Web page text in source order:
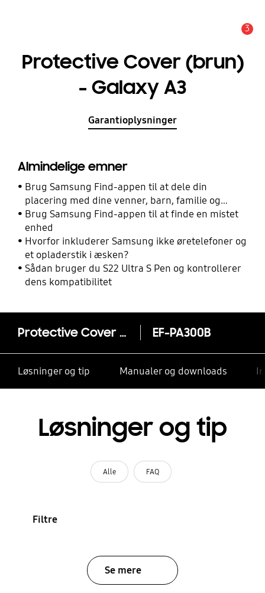
3
Protective Cover (brun)
- Galaxy A3
Garantioplysninger
Almindelige emner
Brug Samsung Find-appen til at dele din
placering med dine venner, barn, familie og
andre kontakter
Brug Samsung Find-appen til at finde en mistet
enhed
Hvorfor inkluderer Samsung ikke øretelefoner og
et opladerstik i æsken?
Sådan bruger du S22 Ultra S Pen og kontrollerer
dens kompatibilitet
Protective Cover (brun) - Galaxy A3 EF-PA300B
Løsninger og tip Manualer og downloads
Løsninger og tip
Alle FAQ
Filtre
Se mere